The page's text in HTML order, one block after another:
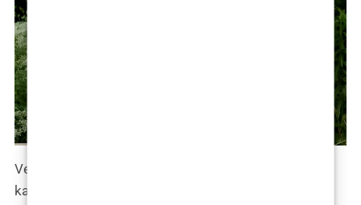
Večera s obitelji pretvara se u scenu punu smijeha
kada Tamara Kalinić objavljuje svoje planove. “Pa,